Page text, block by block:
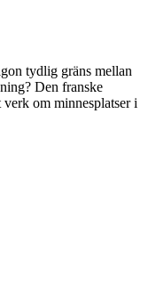
tydlig gräns mellan
Den franske
om minnesplatser i